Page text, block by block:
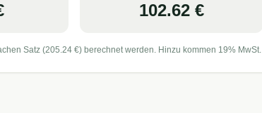
102.62€
Satz (205.24 €) berechnet werden. Hinzu kommen 19% MwSt.